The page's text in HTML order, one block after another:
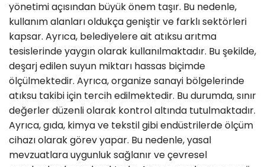
yönetimi açısından büyük önem taşır. Bu nedenle,
kullanım alanları oldukça geniştir ve farklı sektörleri
kapsar. Ayrıca, belediyelere ait atıksu arıtma
tesislerinde yaygın olarak kullanılmaktadır. Bu şekilde,
deşarj edilen suyun miktarı hassas biçimde
ölçülmektedir. Ayrıca, organize sanayi bölgelerinde
atıksu takibi için tercih edilmektedir. Bu durumda, sınır
değerler düzenli olarak kontrol altında tutulmaktadır.
Ayrıca, gıda, kimya ve tekstil gibi endüstrilerde ölçüm
cihazı olarak görev yapar. Bu nedenle, yasal
mevzuatlara uygunluk sağlanır ve çevresel